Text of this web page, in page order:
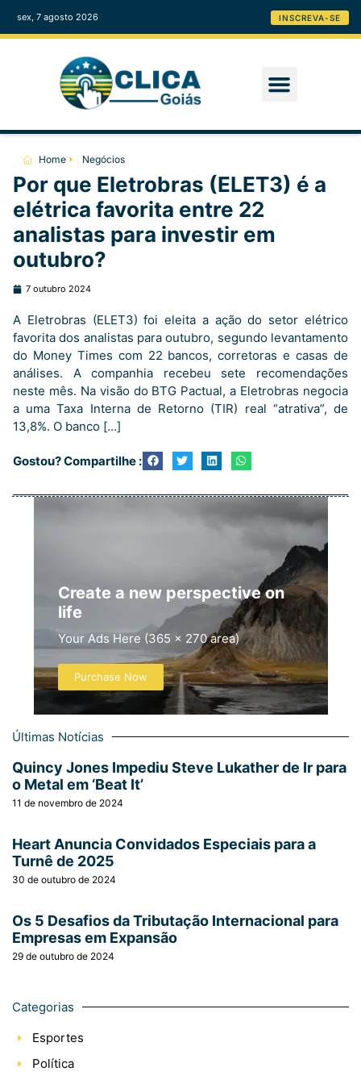
sex, 7 agosto 2026 INSCREVA-SE
Home Negócios
Por que Eletrobras (ELET3) é a
elétrica favorita entre 22
analistas para investir em
outubro?
7 outubro 2024
A Eletrobras (ELET3) foi eleita a ação do setor elétrico
favorita dos analistas para outubro, segundo levantamento
do Money Times com 22 bancos, corretoras e casas de
análises. A companhia recebeu sete recomendações
neste mês. Na visão do BTG Pactual, a Eletrobras negocia
a uma Taxa Interna de Retorno (TIR) real “atrativa”, de
13,8%. O banco […]
Gostou? Compartilhe :
Create a new perspective on
life
Your Ads Here (365 x 270 area)
Purchase Now
Últimas Notícias
Quincy Jones Impediu Steve Lukather de Ir para
o Metal em ‘Beat It’
11 de novembro de 2024
Heart Anuncia Convidados Especiais para a
Turnê de 2025
30 de outubro de 2024
Os 5 Desafios da Tributação Internacional para
Empresas em Expansão
29 de outubro de 2024
Categorias
Esportes
Política